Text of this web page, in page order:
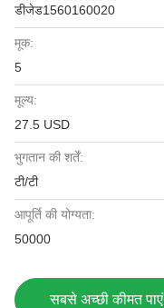
डीजेड1560160020
मूक:
5
मूल्य:
27.5 USD
भुगतान की शर्तें:
टी/टी
आपूर्ति की योग्यता:
50000
सबसे अच्छी कीमत पाएं